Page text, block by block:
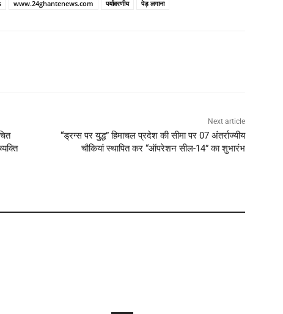
www.24ghantenews.com पर्यावरणीय पेड़ लगाना
Next article
“ड्रग्स पर युद्ध” हिमाचल प्रदेश की सीमा पर 07 अंतर्राज्यीय
चौकियां स्थापित कर “ऑपरेशन सील-14” का शुभारंभ